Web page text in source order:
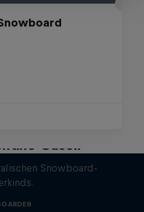
Guseli
Snowboard-